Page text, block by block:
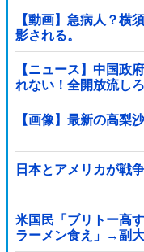
【動画】急病人？横
影される。
【ニュース】中国政
れない！全開放流し
ｗｗｗ
【画像】最新の高梨
日本とアメリカが戦
米国民「ブリトー高
ラーメン食え」→副